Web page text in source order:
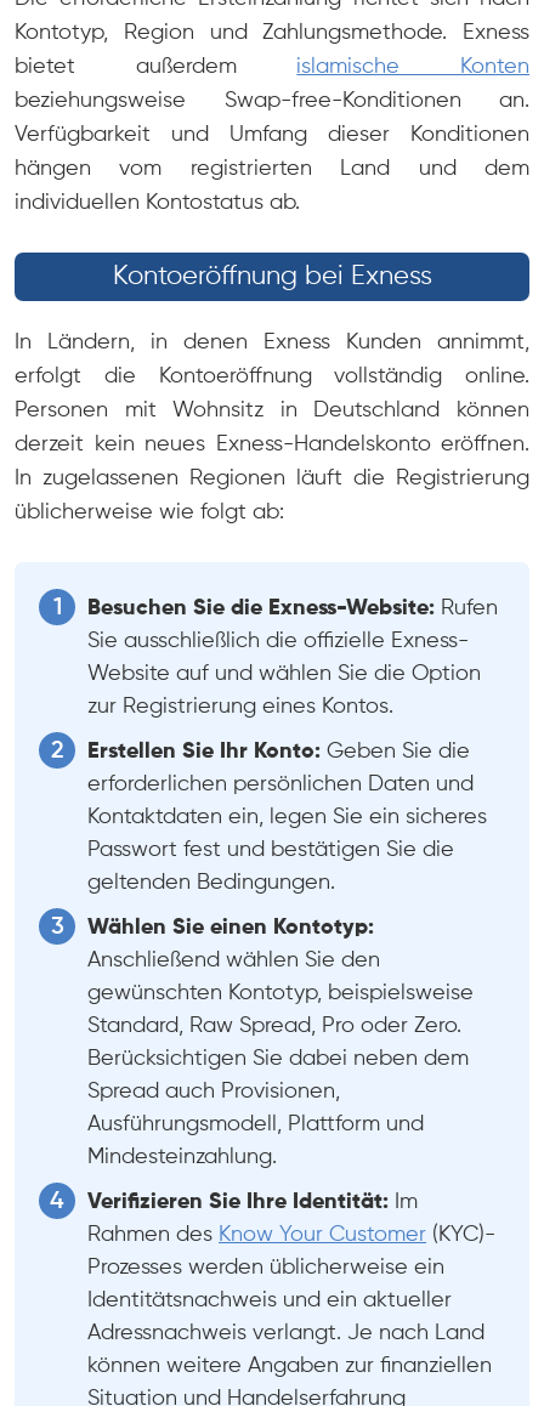
Kontotyp, Region und Zahlungsmethode. Exness
bietet außerdem islamische Konten
beziehungsweise Swap-free-Konditionen an.
Verfügbarkeit und Umfang dieser Konditionen
hängen vom registrierten Land und dem
individuellen Kontostatus ab.
Kontoeröffnung bei Exness
In Ländern, in denen Exness Kunden annimmt,
erfolgt die Kontoeröffnung vollständig online.
Personen mit Wohnsitz in Deutschland können
derzeit kein neues Exness-Handelskonto eröffnen.
In zugelassenen Regionen läuft die Registrierung
üblicherweise wie folgt ab:
Besuchen Sie die Exness-Website: Rufen
Sie ausschließlich die offizielle Exness-
Website auf und wählen Sie die Option
zur Registrierung eines Kontos.
Erstellen Sie Ihr Konto: Geben Sie die
erforderlichen persönlichen Daten und
Kontaktdaten ein, legen Sie ein sicheres
Passwort fest und bestätigen Sie die
geltenden Bedingungen.
Wählen Sie einen Kontotyp:
Anschließend wählen Sie den
gewünschten Kontotyp, beispielsweise
Standard, Raw Spread, Pro oder Zero.
Berücksichtigen Sie dabei neben dem
Spread auch Provisionen,
Ausführungsmodell, Plattform und
Mindesteinzahlung.
Verifizieren Sie Ihre Identität: Im
Rahmen des Know Your Customer (KYC)-
Prozesses werden üblicherweise ein
Identitätsnachweis und ein aktueller
Adressnachweis verlangt. Je nach Land
können weitere Angaben zur finanziellen
Situation und Handelserfahrung